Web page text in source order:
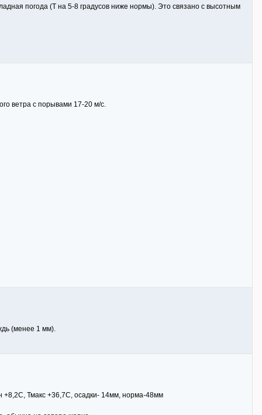
погода (Т на 5-8 градусов ниже нормы). Это связано с высотным
ветра с порывами 17-20 м/с.
(менее 1 мм).
+8,2С, Тмакс +36,7С, осадки- 14мм, норма-48мм